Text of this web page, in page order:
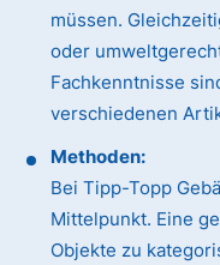
müssen.
oder
Fachkenntnisse
verschiedenen
Methoden:
Bei Tipp-Topp
Mittelpunkt. Eine
Objekte zu